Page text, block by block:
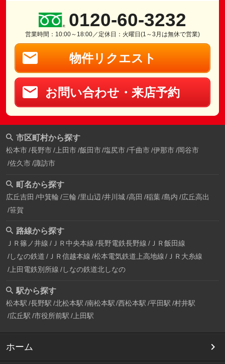
0120-60-3232
営業時間：10:00～18:00／定休日：火曜日(1～3月は無休で営業)
物件リクエスト
お問い合わせ・来店予約
市区町村から探す
松本市 長野市 上田市 飯田市 塩尻市 千曲市 伊那市 岡谷市
佐久市 諏訪市
町名から探す
広丘吉田 中箕輪 三輪 里山辺 井川城 高田 稲葉 島内 広丘高出
笹賀
路線から探す
ＪＲ篠ノ井線 ＪＲ中央本線 長野電鉄長野線 ＪＲ飯田線
しなの鉄道 ＪＲ信越本線 松本電気鉄道上高地線
ＪＲ大糸線
上田電鉄別所線 しなの鉄道北しなの
駅から探す
松本駅 長野駅 北松本駅 南松本駅 西松本駅 平田駅 村井駅
広丘駅 市役所前駅 上田駅
ホーム